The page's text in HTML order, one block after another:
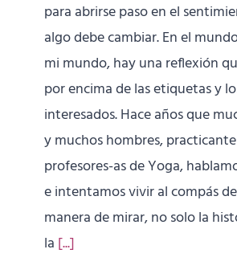
para abrirse paso en el
algo debe cambiar. En el
mi mundo, hay una reflexión
por encima de las etiquetas y
interesados. Hace años que
y muchos hombres,
profesores-as de Yoga,
e intentamos vivir al compás
manera de mirar, no solo la
la [...]